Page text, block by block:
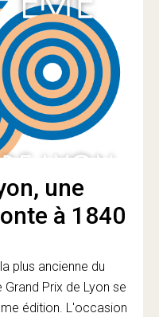
une
à 1840
plus ancienne du
Prix de Lyon se
édition. L'occasion